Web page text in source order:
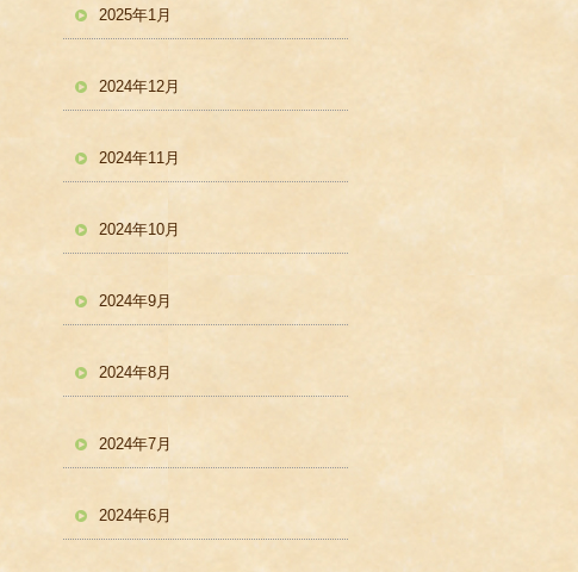
2025年1月
2024年12月
2024年11月
2024年10月
2024年9月
2024年8月
2024年7月
2024年6月